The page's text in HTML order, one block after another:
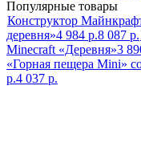
Популярные товары
Конструктор
деревня»4 984 р.8 087 р.
Minecraft «Деревня»3
«Горная пещера Mini»
р.4 037 р.